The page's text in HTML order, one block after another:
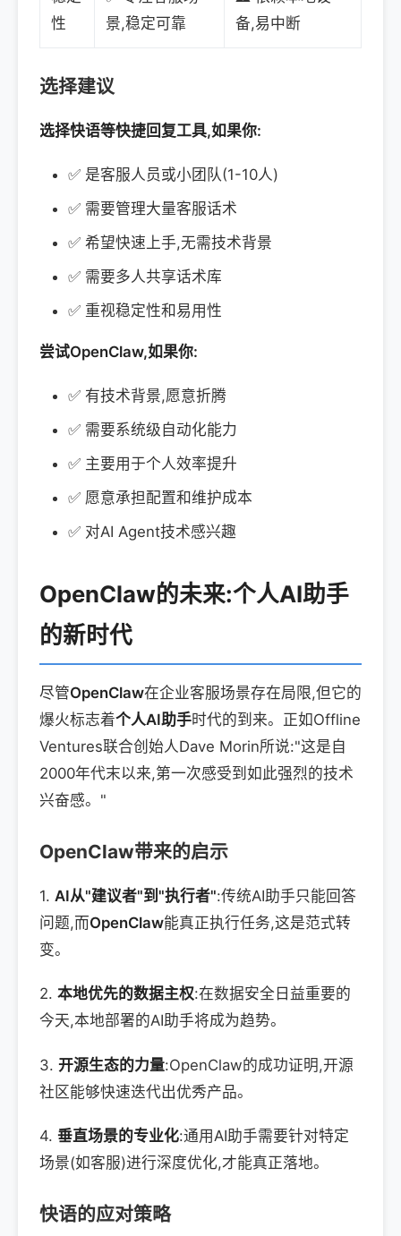
性
景,稳定可靠
备,易中断
选择建议
选择快语等快捷回复工具,如果你:
✅ 是客服人员或小团队(1-10人)
✅ 需要管理大量客服话术
✅ 希望快速上手,无需技术背景
✅ 需要多人共享话术库
✅ 重视稳定性和易用性
尝试OpenClaw,如果你:
✅ 有技术背景,愿意折腾
✅ 需要系统级自动化能力
✅ 主要用于个人效率提升
✅ 愿意承担配置和维护成本
✅ 对AI Agent技术感兴趣
OpenClaw的未来:个人AI助手
的新时代
尽管OpenClaw在企业客服场景存在局限,但它的
爆火标志着个人AI助手时代的到来。正如Offline
Ventures联合创始人Dave Morin所说:"这是自
2000年代末以来,第一次感受到如此强烈的技术
兴奋感。"
OpenClaw带来的启示
1. AI从"建议者"到"执行者":传统AI助手只能回答
问题,而OpenClaw能真正执行任务,这是范式转
变。
2. 本地优先的数据主权:在数据安全日益重要的
今天,本地部署的AI助手将成为趋势。
3. 开源生态的力量:OpenClaw的成功证明,开源
社区能够快速迭代出优秀产品。
4. 垂直场景的专业化:通用AI助手需要针对特定
场景(如客服)进行深度优化,才能真正落地。
快语的应对策略